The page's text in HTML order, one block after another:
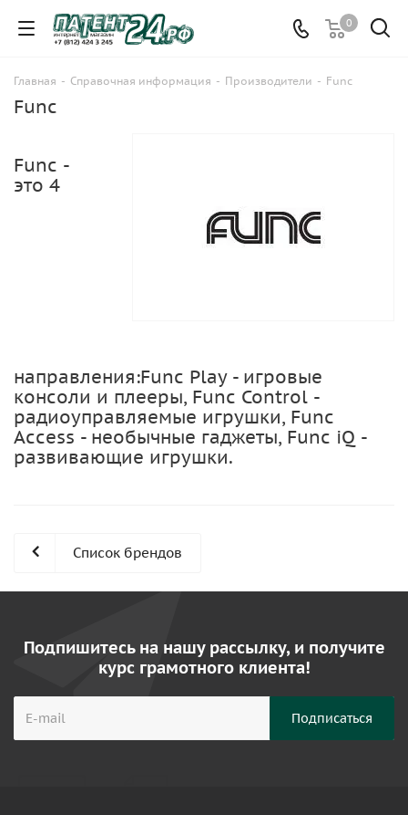
0
Главная - Справочная информация - Производители - Func
Func
Func -
это 4
направления:Func Play - игровые
консоли и плееры, Func Control -
радиоуправляемые игрушки, Func
Access - необычные гаджеты, Func iQ -
развивающие игрушки.
Список брендов
Подпишитесь на нашу рассылку, и получите
курс грамотного клиента!